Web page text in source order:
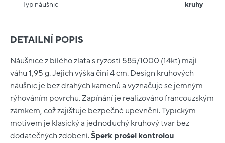
DETAILNÍ POPIS
Náušnice z bílého zlata s ryzostí 585/1000 (14kt) mají
váhu 1,95 g. Jejich výška činí 4 cm. Design kruhových
náušnic je bez drahých kamenů a vyznačuje se jemným
rýhováním povrchu. Zapínání je realizováno francouzským
zámkem, což zajišťuje bezpečné upevnění. Typickým
motivem je klasický a jednoduchý kruhový tvar bez
dodatečných zdobení.Šperk prošel kontrolou
Typ náušnic kruhy